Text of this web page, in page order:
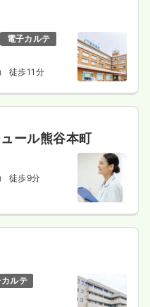
電子カルテ
徒歩11分
ール熊谷本町
徒歩9分
ルテ